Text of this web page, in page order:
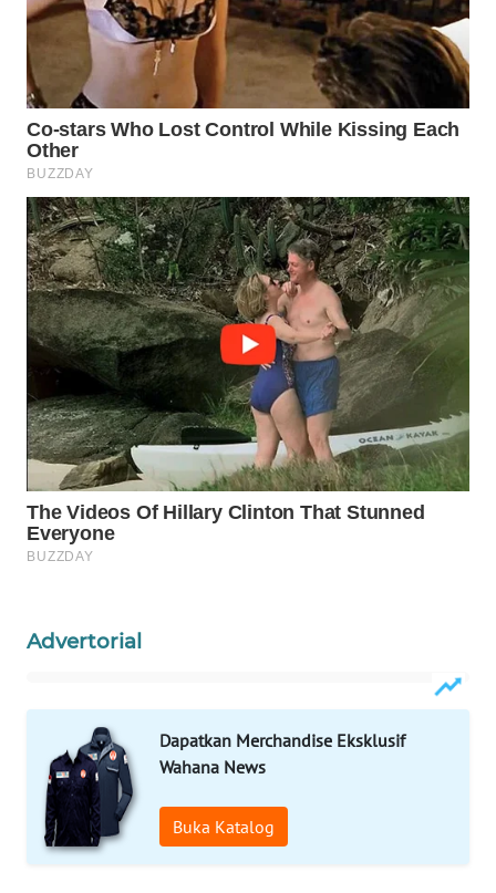
Advertorial
Dapatkan Merchandise Eksklusif
Wahana News
Buka Katalog
NET
WAHANA
SPORT
WAHANA
UMKM
WAHANA
SELEB
WAHANA
PERSONA
WAHANA
OTOMOTIF
WAHANA
HEALTH
WAHANA
Wahana
Network
KONSUMEN
LISTRIK